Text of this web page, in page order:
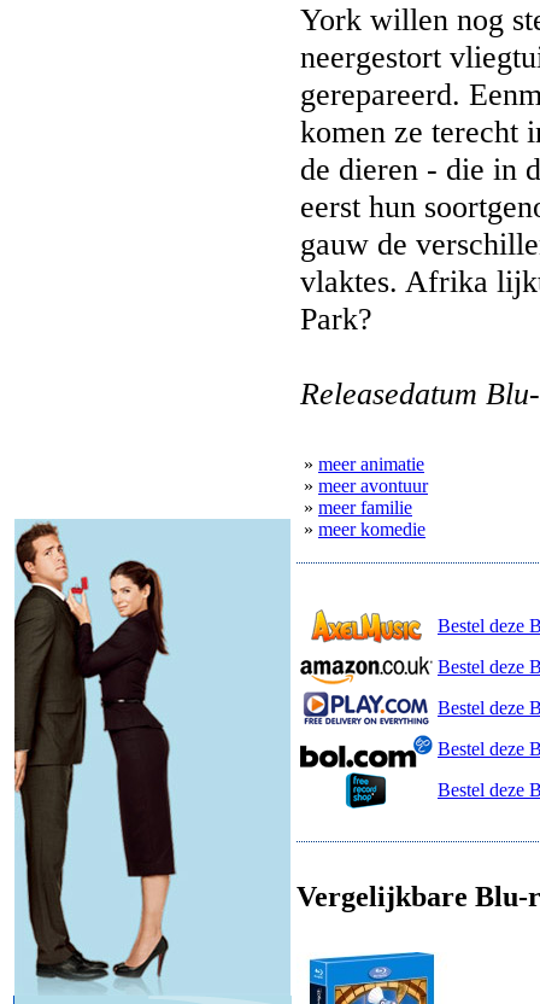
York willen nog
neergestort
gerepareerd.
komen ze terecht
de dieren - die in
eerst hun
gauw de
vlaktes. Afrika
Park?
Releasedatum
» meer animatie
» meer avontuur
» meer familie
» meer komedie
Bestel deze
Bestel deze
Bestel deze
Bestel deze
Bestel deze
Vergelijkbare Blu-